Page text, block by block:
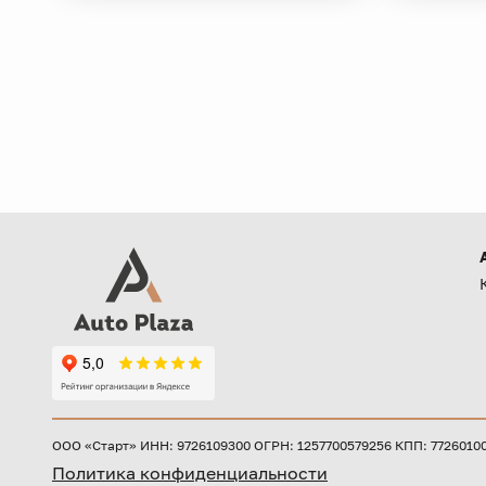
ООО «Старт» ИНН: 9726109300 ОГРН: 1257700579256 КПП:
Политика конфиденциальности